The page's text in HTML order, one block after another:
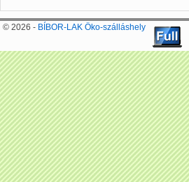
© 2026 - BÍBOR-LAK Öko-szálláshely